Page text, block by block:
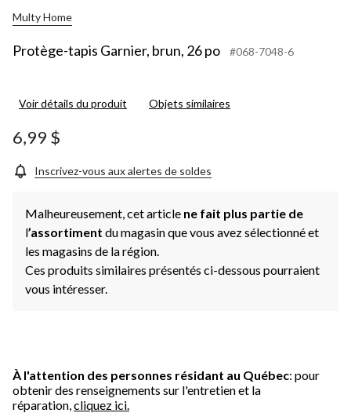
Multy Home
Protège-tapis Garnier, brun, 26 po #068-7048-6
Voir détails du produit Objets similaires
6,99 $
Inscrivez-vous aux alertes de soldes
Malheureusement, cet article ne fait plus partie de
l’assortiment du magasin que vous avez sélectionné et
les magasins de la région.
Ces produits similaires présentés ci-dessous pourraient
vous intéresser.
À l'attention des personnes résidant au Québec: pour
obtenir des renseignements sur l'entretien et la
réparation, cliquez ici.